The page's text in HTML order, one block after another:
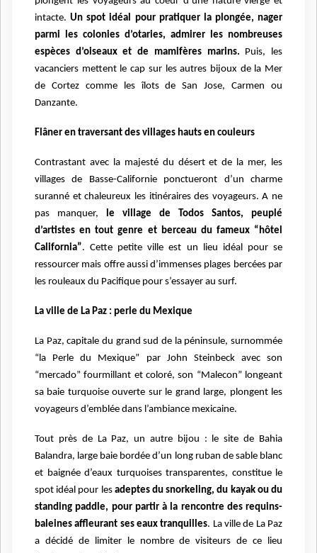
intacte.Un spot idéal pour pratiquer la plongée, nager
parmi les colonies d’otaries, admirer les nombreuses
espèces d’oiseaux et de mamifères marins. Puis, les
vacanciers mettentle cap sur les autres bijoux de la Mer
de Cortez comme les îlots de San Jose, Carmen ou
Danzante.
Flâner en traversant des villages hauts en couleurs
Contrastant avec la majesté du désert et de la mer, les
villages de Basse-Californie ponctueront d’un charme
suranné et chaleureux les itinéraires des voyageurs. A ne
pas manquer, le village de Todos Santos, peuplé
d’artistes en tout genre et berceau du fameux “hôtel
California”. Cette petite ville est un lieu idéal pour se
ressourcer mais offre aussi d’immenses plages bercées par
les rouleaux du Pacifique pour s’essayer au surf.
La ville de La Paz : perle du Mexique
La Paz, capitale du grand sud de la péninsule, surnommée
“la Perle du Mexique” par John Steinbeck avec son
“mercado” fourmillant et coloré, son “Malecon” longeant
sa baie turquoise ouverte sur le grand large, plongent les
voyageurs d’emblée dans l’ambiance mexicaine.
Tout près de La Paz, un autre bijou : le site de Bahia
Balandra, large baie bordée d’un long ruban de sable blanc
et baignée d’eaux turquoises transparentes, constitue le
spot idéal pour les adeptes du snorkeling, du kayak ou du
standing paddle, pour partir à la rencontre des requins-
baleines affleurant ses eaux tranquilles. La ville de La Paz
a décidé de limiter le nombre de visiteurs de ce lieu